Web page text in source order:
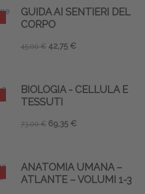
GUIDA AI SENTIERI DEL
CORPO
45,00 € 42,75 €
BIOLOGIA - CELLULA E
TESSUTI
73,00 € 69,35 €
ANATOMIA UMANA –
ATLANTE – VOLUMI 1-3